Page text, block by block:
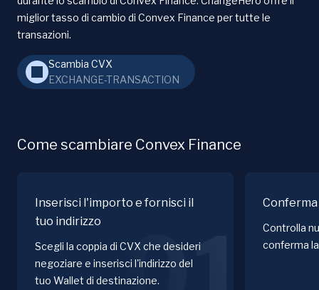
miglior tasso di cambio di Convex Finance per tutte le
transazioni.
Scambia CVX
EXCHANGE-TRANSACTION
Come scambiare Convex Finance
Inserisci l'importo e fornisci il
tuo indirizzo
Scegli la coppia di CVX che desideri
negoziare e inserisci l'indirizzo del
tuo Wallet di destinazione.
Controlla
conferma